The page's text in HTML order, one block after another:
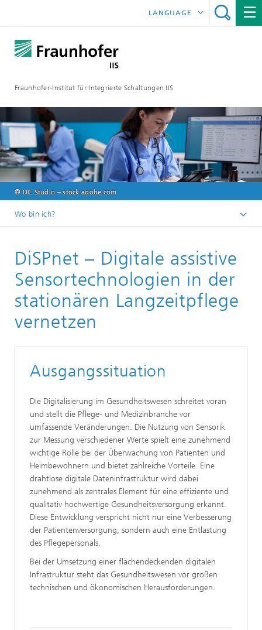
Fraunhofer-Institut für Integrierte Schaltungen IIS
LANGUAGE
中文
한국어
© DC Studio – stock.adobe.com
Wo bin ich?
Forschungsbereiche
Lokalisierung und Vernetzung
Vernetzung und Identifikation
Anwendungen und Projekte
DiSPnet – Digitale assistive
Sensortechnologien in der
stationären Langzeitpflege
vernetzen
Ausgangssituation
Die Digitalisierung im Gesundheitswesen schreitet voran
und stellt die Pflege- und Medizinbranche vor
umfassende Veränderungen. Die Nutzung von Sensorik
zur Messung verschiedener Werte spielt eine zunehmend
wichtige Rolle bei der Überwachung von Patienten und
Heimbewohnern und bietet zahlreiche Vorteile. Eine
drahtlose digitale Dateninfrastruktur wird dabei
zunehmend als zentrales Element für eine effiziente und
qualitativ hochwertige Gesundheitsversorgung erkannt.
Diese Entwicklung verspricht nicht nur eine Verbesserung
der Patientenversorgung, sondern auch eine Entlastung
des Pflegepersonals.
Bei der Umsetzung einer flächendeckenden digitalen
Infrastruktur steht das Gesundheitswesen vor großen
technischen und ökonomischen Herausforderungen.